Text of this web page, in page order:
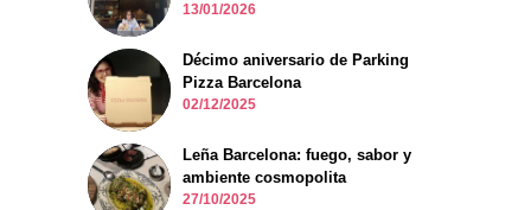
13/01/2026
Décimo aniversario de Parking
Pizza Barcelona
02/12/2025
Leña Barcelona: fuego, sabor y
ambiente cosmopolita
27/10/2025